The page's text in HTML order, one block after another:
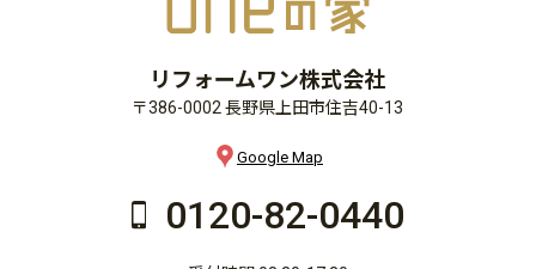
リフォームワン株式会社
〒386-0002 長野県上田市住吉40-13
Google Map
0120-82-0440